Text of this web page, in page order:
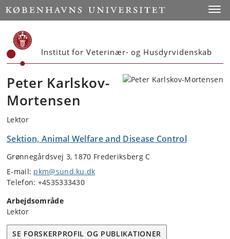
Start
Institut for Veterinær- og Husdyrvidenskab
Peter Karlskov-
Mortensen
Lektor
Sektion, Animal Welfare and Disease Control
Grønnegårdsvej 3, 1870 Frederiksberg C
E-mail: pkm@sund.ku.dk
Telefon: +4535333430
Arbejdsområde
Lektor
SE FORSKERPROFIL OG PUBLIKATIONER